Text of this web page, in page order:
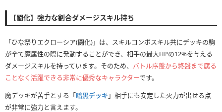
【闘化】強力な割合ダメージスキル持ち
「ひな祭りエクローシア(闘化)」は、スキルコンボスキル共にデッキの駒
が全て魔属性の際に発動することができ、相手の最大HPの12%を与える
ダメージスキルを持っています。そのため、 バトル序盤から終盤まで腐る
ことなく活躍できる非常に優秀なキャラクターです。
魔デッキが苦手とする「暗黒デッキ 」相手にも安定した火力が出せる点
が非常に強力と言えます。